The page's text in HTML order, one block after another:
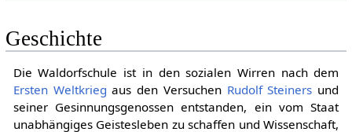
Geschichte
Die Waldorfschule ist in den sozialen Wirren nach dem
Ersten Weltkrieg aus den Versuchen Rudolf Steiners und
seiner Gesinnungsgenossen entstanden, ein vom Staat
unabhängiges Geistesleben zu schaffen und Wissenschaft,